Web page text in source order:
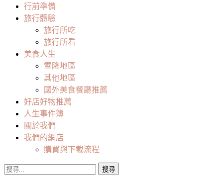
行前準備
旅行體驗
旅行所吃
旅行所看
美食人生
雪隆地區
其他地區
國外美食餐廳推薦
好店好物推薦
人生事件簿
關於我們
我們的網店
購買與下載流程
搜